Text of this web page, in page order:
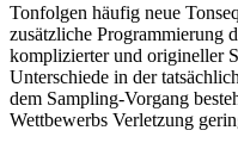
Tonfolgen häufig neue
zusätzliche Programmierung
komplizierter und origineller
Unterschiede in der
dem Sampling-Vorgang
Wettbewerbs Verletzung